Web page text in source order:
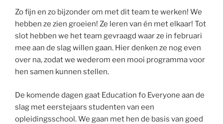
Zo fijn en zo bijzonder om met dit team te werken! We
hebben ze zien groeien! Ze leren van én met elkaar! Tot
slot hebben we het team gevraagd waar ze in februari
mee aan de slag willen gaan. Hier denken ze nog even
over na, zodat we wederom een mooi programma voor
hen samen kunnen stellen.
De komende dagen gaat Education fo Everyone aan de
slag met eerstejaars studenten van een
opleidingsschool. We gaan met hen de basis van goed